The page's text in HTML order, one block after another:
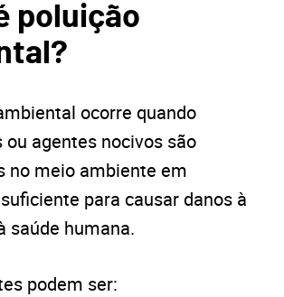
poluição
ocorre quando
ou agentes nocivos são
no meio ambiente em
para causar danos à
saúde humana.
podem ser: